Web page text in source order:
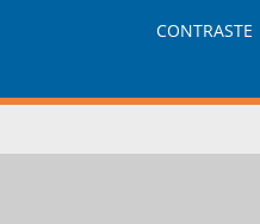
CONTRASTE